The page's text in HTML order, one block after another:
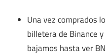
Una vez comprados
billetera de Binance y
bajamos hasta ver